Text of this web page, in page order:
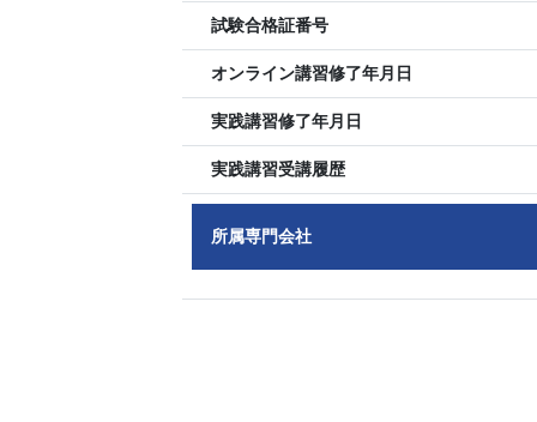
試験合格証番号
オンライン講習修了年月日
実践講習修了年月日
実践講習受講履歴
所属専門会社